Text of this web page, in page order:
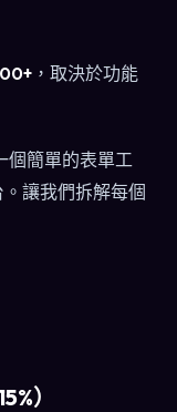
，取決於功能
個簡單的表單工
讓我們拆解每個
）